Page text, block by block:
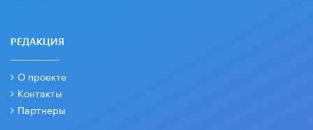
РЕДАКЦИЯ
О проекте
Контакты
Партнеры